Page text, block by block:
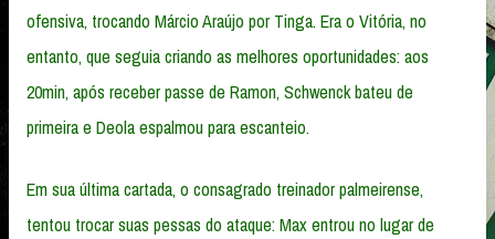
ofensiva, trocando Márcio Araújo por Tinga. Era o Vitória, no
entanto, que seguia criando as melhores oportunidades: aos
20min, após receber passe de Ramon, Schwenck bateu de
primeira e Deola espalmou para escanteio.
Em sua última cartada, o consagrado treinador palmeirense,
tentou trocar suas pessas do ataque: Max entrou no lugar de